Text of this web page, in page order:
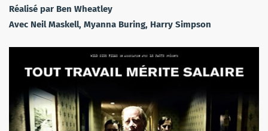
Réalisé par Ben Wheatley
Avec Neil Maskell, Myanna Buring, Harry Simpson